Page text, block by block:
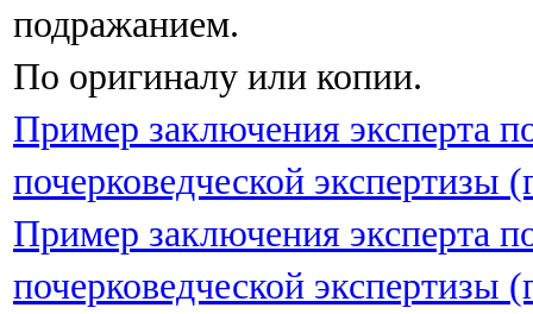
подражанием.
По оригиналу или копии.
Пример заключения эксперта
почерковедческой экспертизы
Пример заключения эксперта
почерковедческой экспертизы